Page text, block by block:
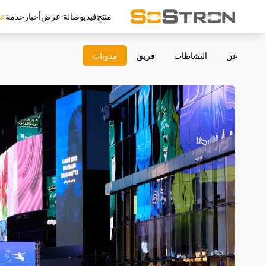
منتجفيديوصالة عرضأخبار خدمة
عن النشاطات فريق مدونات